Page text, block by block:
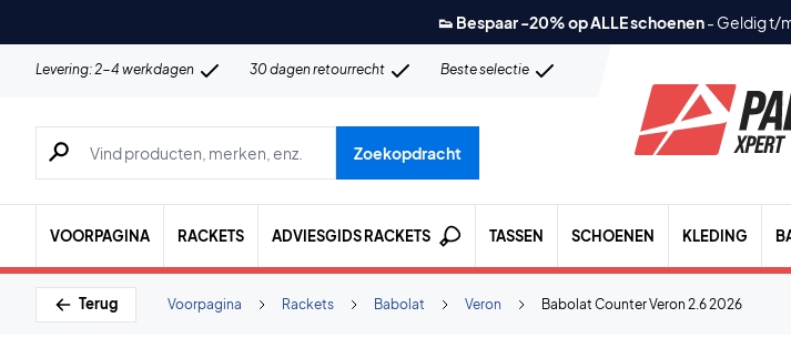
👟 Bespaar -20% op ALLE schoenen- Geldig t/
Levering: 2-4 werkdagen 30 dagen retourrecht Beste selectie
Zoeken naar producten, merken etc.
Zoekopdracht
VOORPAGINA RACKETS ADVIESGIDS RACKETS TASSEN SCHOENEN KLEDING
Terug Babolat Counter Veron 2.6 2026
Veron
Babolat
Rackets
Voorpagina